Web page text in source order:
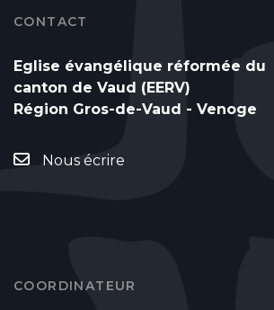
CONTACT
Eglise évangélique réformée du
canton de Vaud (EERV)
Région Gros-de-Vaud - Venoge
Nous écrire
COORDINATEUR